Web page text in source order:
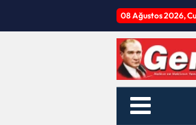
08 Ağustos 2026,